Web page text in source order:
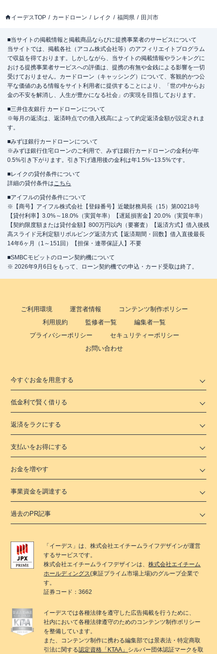
イーデスTOP カードローン レイク 福岡県 田川市
■当サイトの掲載情報と掲載商品ならびに提携事業者のサービスについて
当サイトでは、掲載各社（アコム株式会社等）のアフィリエイトプログラム
で収益を得ております。しかしながら、当サイトの掲載情報やランキングに
おける提携事業者サービスへの評価は、提携の有無や金銭による影響を一切
受けておりません。カードローン（キャッシング）について、客観的かつ公
平な価値のある情報をサイト利用者に提供することにより、「世の中からお
金の不安を解消し、人生が豊かになる社会」の実現を目指しております。
■三井住友銀行 カードローンについて
※毎月の返済は、返済時点での借入残高によって約定返済金額が設定されま
す。
■みずほ銀行カードローンについて
※みずほ銀行住宅ローンのご利用で、みずほ銀行カードローンの金利が年
0.5%引き下がります。引き下げ適用後の金利は年1.5%~13.5%です。
■レイクの貸付条件について
詳細の貸付条件はこちら
■アイフルの貸付条件について
※【商号】アイフル株式会社【登録番号】近畿財務局長（15）第00218号
【貸付利率】3.0%～18.0%（実質年率）【遅延損害金】20.0%（実質年率）
【契約限度額または貸付金額】800万円以内（要審査）【返済方式】借入後残
高スライド元利定額リボルビング返済方式【返済期間・回数】借入直後最長
14年6ヶ月（1～151回）【担保・連帯保証人】不要
■SMBCモビットのローン契約機について
※ 2026年9月6日をもって、ローン契約機での申込・カード受取は終了。
ご利用環境 運営者情報
コンテンツ制作ポリシー
利用規約
監修者一覧
編集者一覧
プライバシーポリシー
セキュリティーポリシー
お問い合わせ
今すぐお金を用意する
低金利で賢く借りる
返済をラクにする
支払いをお得にする
お金を増やす
事業資金を調達する
過去のPR記事
「 イーデス 」は、株式会社エイチームライフデザインが運営
するサービスです。
株式会社エイチームライフデザインは、株式会社エイチーム
ホールディングス(東証プライム市場上場)のグループ企業で
す。
証券コード：3662
イーデスでは各種法律を遵守した広告掲載を行うために、
社内において各種法律遵守のためのコンテンツ制作ポリシー
を整備しています。
また、コンテンツ制作に携わる編集部では景表法・特定商取
引法に関する認定資格「KTAA」 シルバー団体認証マークを取